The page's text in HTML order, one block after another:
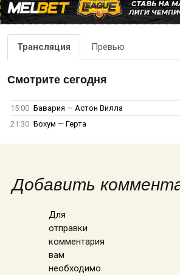
Трансляция Превью
Смотрите сегодня
15:00 Бавария — Астон Вилла
21:30 Бохум — Герта
Добавить
Для
отправки
комментария
вам
необходимо